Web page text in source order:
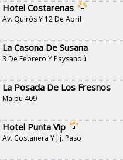
Hotel Costarenas
Av. Quirós Y 12 De Abril
La Casona De Susana
3 De Febrero Y Paysandú
La Posada De Los Fresnos
Maipu 409
Hotel Punta Vip
Av. Costanera Y J.j. Paso